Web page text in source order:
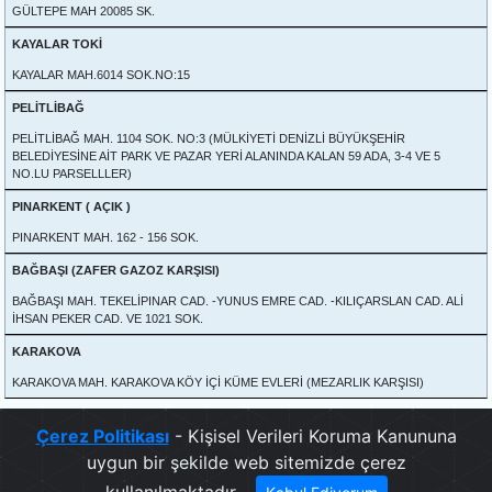
GÜLTEPE MAH 20085 SK.
KAYALAR TOKİ
KAYALAR MAH.6014 SOK.NO:15
PELİTLİBAĞ
PELİTLİBAĞ MAH. 1104 SOK. NO:3 (MÜLKİYETİ DENİZLİ BÜYÜKŞEHİR
BELEDİYESİNE AİT PARK VE PAZAR YERİ ALANINDA KALAN 59 ADA, 3-4 VE 5
NO.LU PARSELLLER)
PINARKENT ( AÇIK )
PINARKENT MAH. 162 - 156 SOK.
BAĞBAŞI (ZAFER GAZOZ KARŞISI)
BAĞBAŞI MAH. TEKELİPINAR CAD. -YUNUS EMRE CAD. -KILIÇARSLAN CAD. ALİ
İHSAN PEKER CAD. VE 1021 SOK.
KARAKOVA
KARAKOVA MAH. KARAKOVA KÖY İÇİ KÜME EVLERİ (MEZARLIK KARŞISI)
Çerez Politikası- Kişisel Verileri Koruma Kanununa
uygun bir şekilde web sitemizde çerez